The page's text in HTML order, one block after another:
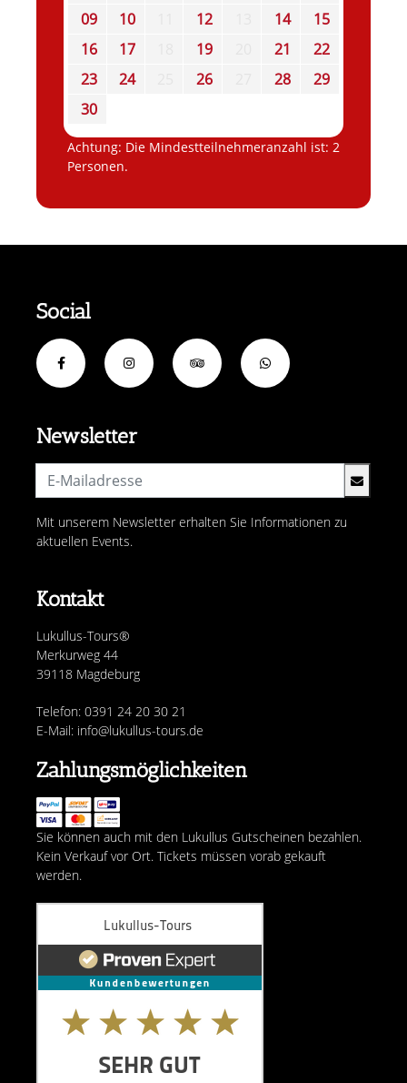
09
10 12 14
15
16
17 19 21
22
23
24 26 28
29
30
Achtung: Die Mindestteilnehmeranzahl ist: 2
Personen.
Kontakt
Lukullus-Tours®
Merkurweg 44
39118 Magdeburg
Telefon: 0391 24 20 30 21
E-Mail: info@lukullus-tours.de
Newsletter
Mit unserem Newsletter erhalten Sie Informationen zu
aktuellen Events.
Social
Zahlungsmöglichkeiten
Sie können auch mit den Lukullus Gutscheinen bezahlen.
Kein Verkauf vor Ort. Tickets müssen vorab gekauft
werden.